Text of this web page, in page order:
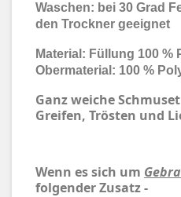
Waschen: bei 30 Grad
den Trockner geeignet
Material: Füllung 100 %
Obermaterial: 100 %
Ganz weiche
Greifen, Trösten und
Wenn es sich um
folgender Zusatz -